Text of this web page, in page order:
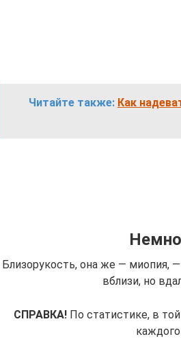
Читайте также: Как
Близорукость, она же — миопия,
вблизи, но
СПРАВКА!По статистике, в той